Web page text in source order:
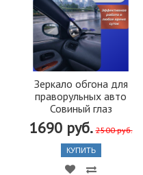
Зеркало обгона для
праворульных авто
Совиный глаз
1690 руб. 2500 руб.
КУПИТЬ